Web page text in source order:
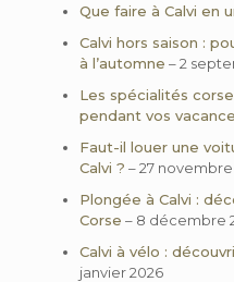
Que faire à Calvi en
Calvi hors saison :
à l’automne – 2
Les spécialités
pendant vos
Faut-il louer une
Calvi ? – 27 novembre
Plongée à Calvi :
Corse – 8 décembre
Calvi à vélo :
janvier 2026